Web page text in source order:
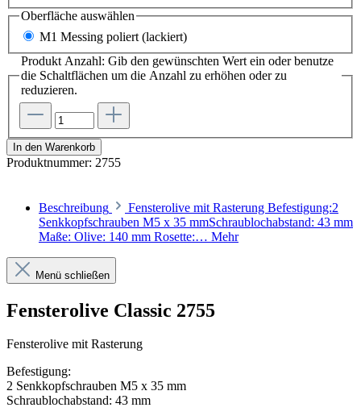
Oberfläche auswählen
M1 Messing poliert (lackiert)
Produkt Anzahl: Gib den gewünschten Wert ein oder benutze
die Schaltflächen um die Anzahl zu erhöhen oder zu
reduzieren.
In den Warenkorb
Produktnummer: 2755
Beschreibung
Fensterolive mit Rasterung Befestigung:2
Senkkopfschrauben M5 x 35 mmSchraublochabstand: 43 mm
Maße: Olive: 140 mm Rosette:… Mehr
Menü schließen
Fensterolive Classic 2755
Fensterolive mit Rasterung
Befestigung:
2 Senkkopfschrauben M5 x 35 mm
Schraublochabstand: 43 mm